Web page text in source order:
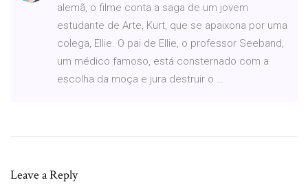
alemã, o filme conta a saga de um jovem
estudante de Arte, Kurt, que se apaixona por uma
colega, Ellie. O pai de Ellie, o professor Seeband,
um médico famoso, está consternado com a
escolha da moça e jura destruir o …
Leave a Reply